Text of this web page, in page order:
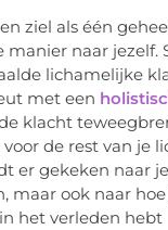
ziel als één
manier naar jezelf.
lichamelijke
met een
klacht
de rest van je
er gekeken naar je
maar ook naar
het verleden hebt